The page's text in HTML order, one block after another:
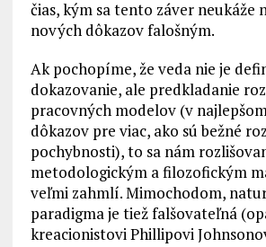
čias, kým sa tento záver neukáže
nových dôkazov falošným.
Ak pochopíme, že veda nie je
dokazovanie, ale predkladanie
pracovných modelov (v
dôkazov pre viac, ako sú bežné
pochybnosti), to sa nám
metodologickým a filozofickým
veľmi zahmlí. Mimochodom,
paradigma je tiež falšovateľná
kreacionistovi Phillipovi